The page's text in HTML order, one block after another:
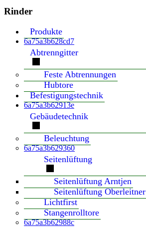
Rinder
Produkte
6a75a3b628cd7
Abtrenngitter
Feste Abtrennungen
Hubtore
Befestigungstechnik
6a75a3b62913e
Gebäudetechnik
Beleuchtung
6a75a3b629360
Seitenlüftung
Seitenlüftung Arntjen
Seitenlüftung Oberleitner
Lichtfirst
Stangenrolltore
6a75a3b62988c